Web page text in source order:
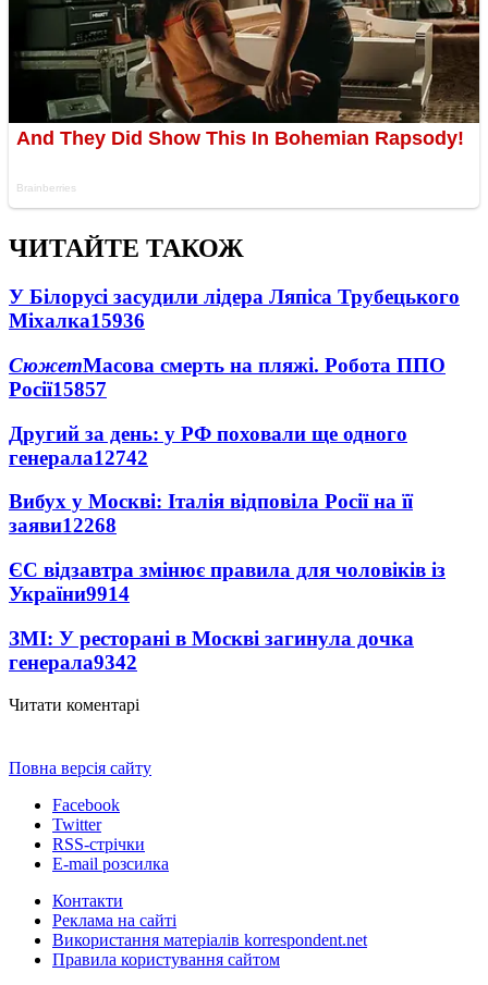
ЧИТАЙТЕ ТАКОЖ
У Білорусі засудили лідера Ляпіса Трубецького
Міхалка15936
СюжетМасова смерть на пляжі. Робота ППО
Росії15857
Другий за день: у РФ поховали ще одного
генерала12742
Вибух у Москві: Італія відповіла Росії на її
заяви12268
ЄС відзавтра змінює правила для чоловіків із
України9914
ЗМІ: У ресторані в Москві загинула дочка
генерала9342
Читати коментарі
Повна версія сайту
Facebook
Twitter
RSS-стрічки
E-mail розсилка
Контакти
Реклама на сайті
Використання матеріалів korrespondent.net
Правила користування сайтом